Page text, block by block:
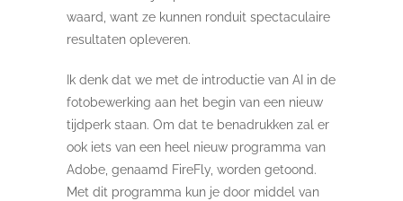
waard, want ze kunnen ronduit spectaculaire
resultaten opleveren.
Ik denk dat we met de introductie van AI in de
fotobewerking aan het begin van een nieuw
tijdperk staan. Om dat te benadrukken zal er
ook iets van een heel nieuw programma van
Adobe, genaamd FireFly, worden getoond.
Met dit programma kun je door middel van